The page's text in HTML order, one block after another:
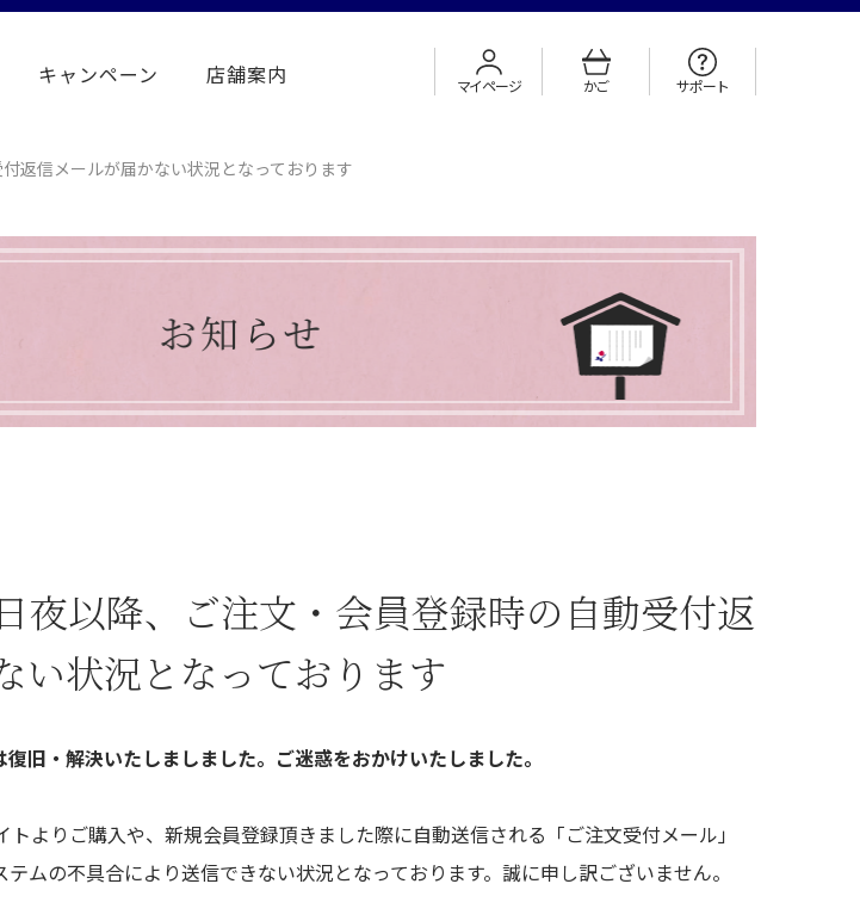
キャンペーン 店舗案内 マイページ かご サポート
返信メールが届かない状況となっております
夜以降、ご注文・会員登録時の自動受付返
い状況となっております
旧・解決いたしましました。ご迷惑をおかけいたしました。
よりご購入や、新規会員登録頂きました際に自動送信される「ご注文受付メール」
テムの不具合により送信できない状況となっております。誠に申し訳ございません。